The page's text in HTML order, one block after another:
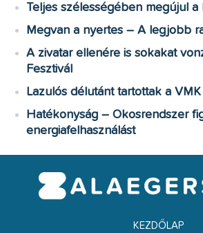
Teljes szélességében megújul a
Megvan a nyertes – A legjobb
A zivatar ellenére is sokakat
Fesztivál
Lazulós délutánt tartottak a
Hatékonyság – Okosrendszer
energiafelhasználást
KEZDŐLAP